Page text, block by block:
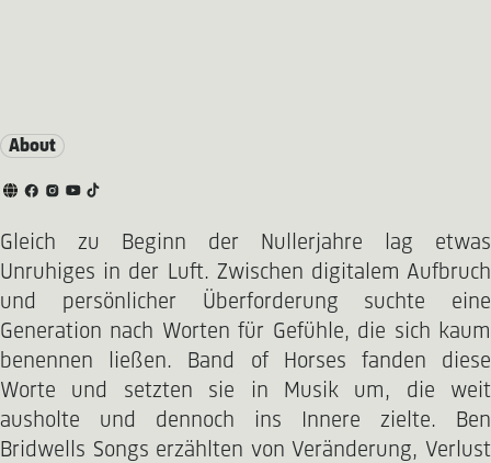
About
Gleich zu Beginn der Nullerjahre lag etwas
Unruhiges in der Luft. Zwischen digitalem Aufbruch
und persönlicher Überforderung suchte eine
Generation nach Worten für Gefühle, die sich kaum
benennen ließen. Band of Horses fanden diese
Worte und setzten sie in Musik um, die weit
ausholte und dennoch ins Innere zielte. Ben
Bridwells Songs erzählten von Veränderung, Verlust